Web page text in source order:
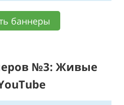
баннеры
№3: Живые